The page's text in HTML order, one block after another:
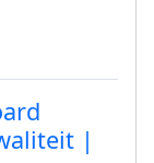
|